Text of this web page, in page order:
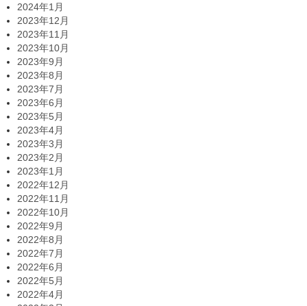
2024年1月
2023年12月
2023年11月
2023年10月
2023年9月
2023年8月
2023年7月
2023年6月
2023年5月
2023年4月
2023年3月
2023年2月
2023年1月
2022年12月
2022年11月
2022年10月
2022年9月
2022年8月
2022年7月
2022年6月
2022年5月
2022年4月